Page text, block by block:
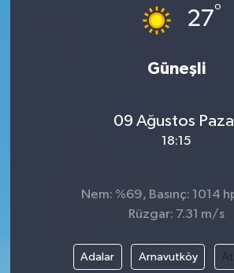
27°
Güneşli
09 Ağustos
18:15
Nem: %69, Basınç: 1014
Rüzgar: 7.31 m/s
Adalar Arnavutköy